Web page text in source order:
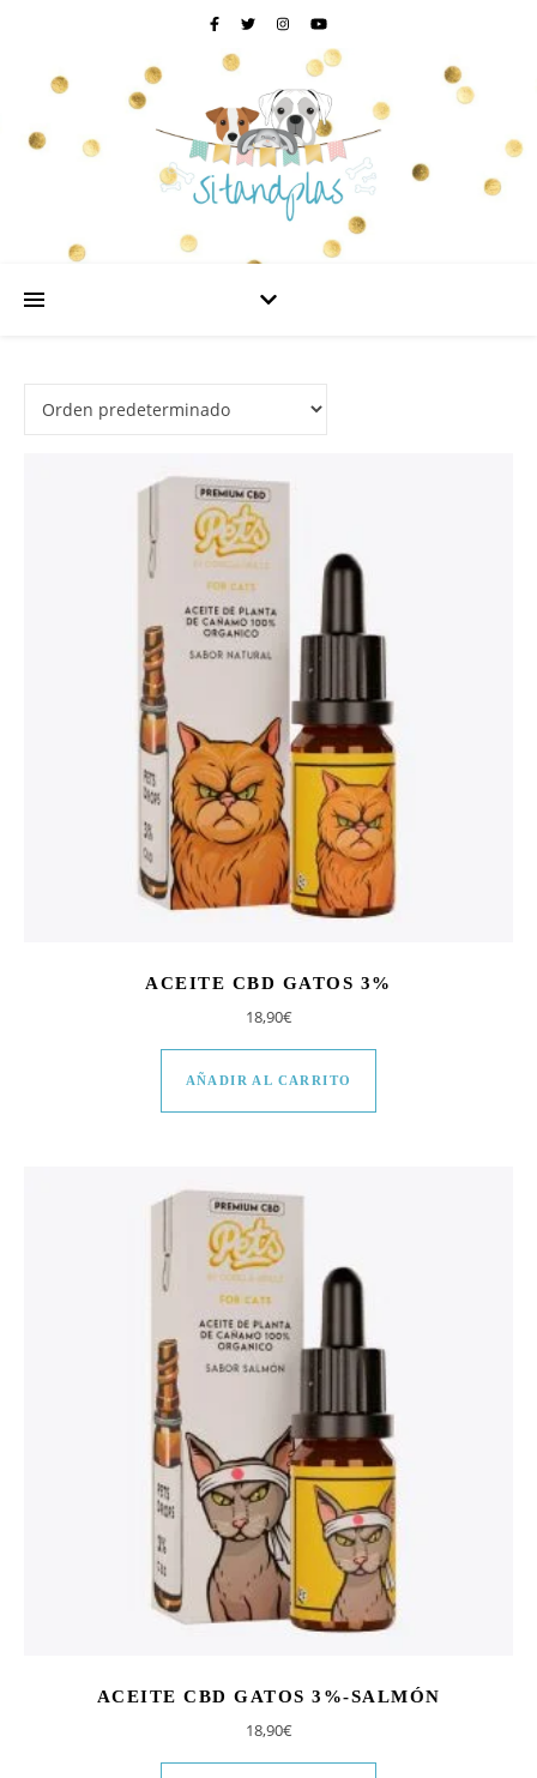
ACEITE CBD GATOS 3%
18,90€
AÑADIR AL CARRITO
ACEITE CBD GATOS 3%-SALMÓN
18,90€